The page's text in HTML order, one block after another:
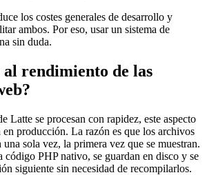
los costes generales de desarrollo y
ambos. Por eso, usar un sistema de
sin duda.
rendimiento de las
Latte se procesan con rapidez, este aspecto
producción. La razón es que los archivos
sola vez, la primera vez que se muestran.
código PHP nativo, se guardan en disco y se
siguiente sin necesidad de recompilarlos.